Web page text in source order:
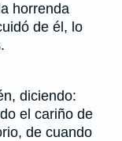
horrenda
de él, lo
diciendo:
el cariño de
de cuando